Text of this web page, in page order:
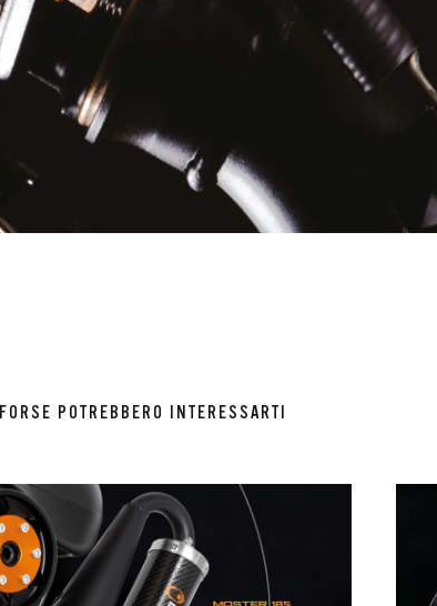
FORSE POTREBBERO INTERESSARTI